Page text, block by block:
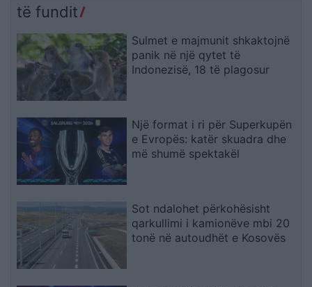
të fundit
Sulmet e majmunit shkaktojnë
panik në një qytet të
Indonezisë, 18 të plagosur
Një format i ri për Superkupën
e Evropës: katër skuadra dhe
më shumë spektakël
Sot ndalohet përkohësisht
qarkullimi i kamionëve mbi 20
tonë në autoudhët e Kosovës